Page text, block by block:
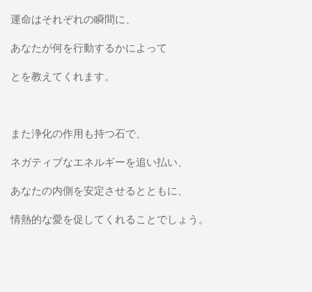
運命はそれぞれの瞬間に、
あなたが何を行動するかによって
とを教えてくれます。
また浄化の作用も持つ石で、
ネガティブなエネルギーを追い払い、
あなたの内側を安定させるとともに、
情熱的な愛を促してくれることでしょう。